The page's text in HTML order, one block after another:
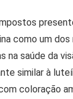
como um dos
na saúde da
similar à
coloração